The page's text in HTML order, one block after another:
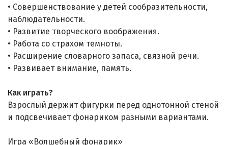
• Совершенствование у детей сообразительности,
наблюдательности.
• Развитие творческого воображения.
• Работа со страхом темноты.
• Расширение словарного запаса, связной речи.
• Развивает внимание, память.
Как играть?
Взрослый держит фигурки перед однотонной стеной
и подсвечивает фонариком разными вариантами.
Игра «Волшебный фонарик»